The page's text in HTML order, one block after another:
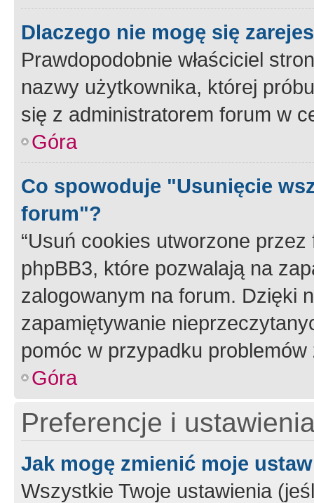
Dlaczego nie mogę się
Prawdopodobnie właściciel
nazwy użytkownika, której
się z administratorem forum w
Góra
Co spowoduje "Usunięcie
forum"?
“Usuń cookies utworzone
phpBB3, które pozwalają na
zalogowanym na forum. Dzięki
zapamiętywanie
pomóc w przypadku
Góra
Preferencje i
Jak mogę zmienić moje
Wszystkie Twoje ustawienia